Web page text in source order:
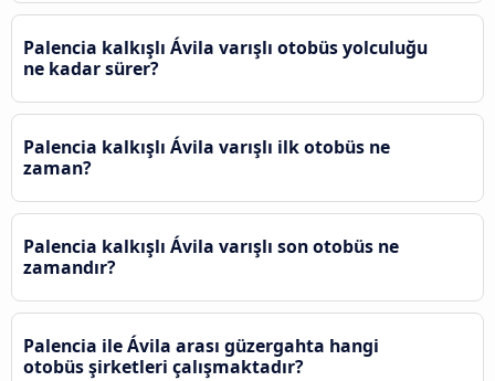
Palencia kalkışlı Ávila‎ varışlı otobüs yolculuğu
ne kadar sürer?
Palencia kalkışlı Ávila‎ varışlı ilk otobüs ne
zaman?
Palencia kalkışlı Ávila‎ varışlı son otobüs ne
zamandır?
Palencia ile Ávila‎ arası güzergahta hangi
otobüs şirketleri çalışmaktadır?